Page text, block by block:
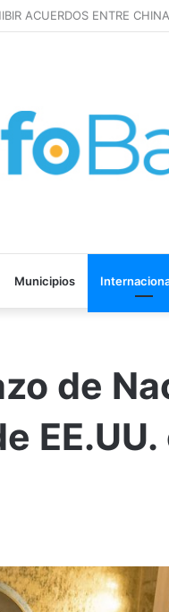
ACUERDOS ENTRE
Municipios
de